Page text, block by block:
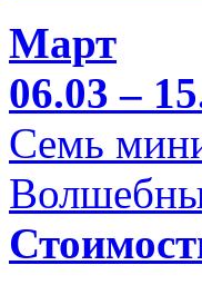
Март
06.03 –
Семь